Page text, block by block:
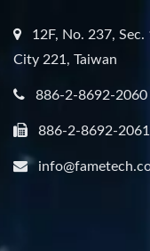
12F, No. 237,
City 221, Taiwan
886-2-8692-2060
886-2-8692-2061